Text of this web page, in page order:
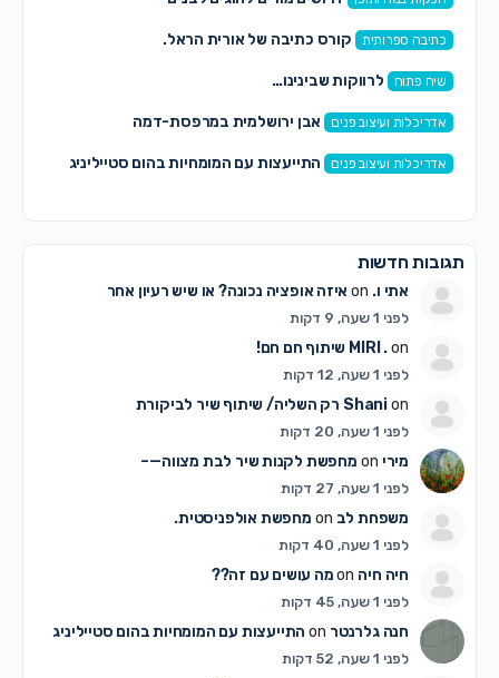
כתיבה ספרותית קורס כתיבה של אורית הראל.
שיח פתוח לרווקות שבינינו…
אדריכלות ועיצוב פנים אבן ירושלמית במרפסת-דמה
אדריכלות ועיצוב פנים התייעצות עם המומחיות בהום סטייליניג
תגובות חדשות
אתי ו.on איזה אופציה נכונה? או שיש רעיון אחר
לפני 1 שעה, 9 דקות
MIRI .on שיתוף חם חם!
לפני 1 שעה, 12 דקות
Shanion רק השליה/ שיתוף שיר לביקורת
לפני 1 שעה, 20 דקות
מיריon מחפשת לקנות שיר לבת מצווה—–
לפני 1 שעה, 27 דקות
משפחת לבon מחפשת אולפניסטית.
לפני 1 שעה, 40 דקות
חיה חיהon מה עושים עם זה??
לפני 1 שעה, 45 דקות
חנה גלרנטרon התייעצות עם המומחיות בהום סטייליניג
לפני 1 שעה, 52 דקות